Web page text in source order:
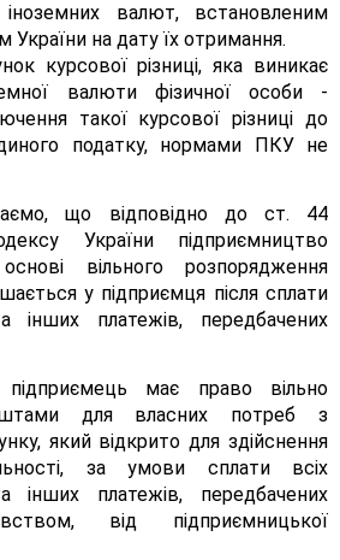
валют, встановленим
України на дату їх отримання.
курсової різниці, яка виникає
валюти фізичної особи -
такої курсової різниці до
податку, нормами ПКУ не
що відповідно до ст. 44
України підприємництво
вільного розпорядження
у підприємця після сплати
інших платежів, передбачених
має право вільно
для власних потреб з
який відкрито для здійснення
за умови сплати всіх
інших платежів, передбачених
від підприємницької